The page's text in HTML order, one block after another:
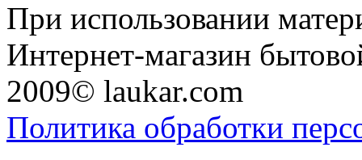
При использовании
Интернет-магазин
2009© laukar.com
Политика обработки